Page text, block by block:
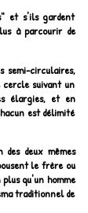
et s'ils gardent
à parcourir de
semi-circulaires,
cercle suivant un
élargies, et en
est délimité
deux mêmes
le frère ou
qu'un homme
traditionnel de